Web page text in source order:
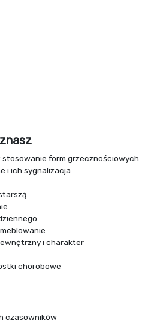
form grzecznościowych
i ich sygnalizacja
i charakter
chorobowe
czasowników